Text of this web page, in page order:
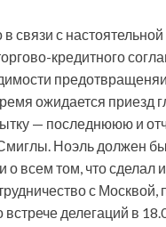
связи с
кредитного
ожидается приезд
— последнююю и
Ноэль должен
всем том, что сделал
с Москвой,
делегаций в